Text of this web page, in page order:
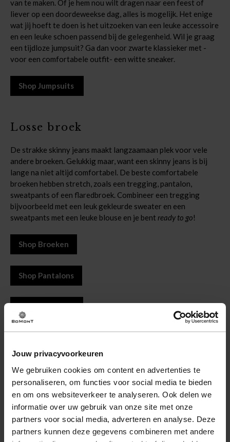
Jouw privacyvoorkeuren
We gebruiken cookies om content en advertenties te
personaliseren, om functies voor social media te bieden
en om ons websiteverkeer te analyseren. Ook delen we
informatie over uw gebruik van onze site met onze
partners voor social media, adverteren en analyse. Deze
partners kunnen deze gegevens combineren met andere
van te maken. Of je hem nou wilt dragen naar een feest of
liever op een doordeweekse dag, alles is mogelijk. Het enige
wat jij hoeft te doen is het uitzoeken van een leuke accessoire
en een leuke schoen passend bij de gelegenheid. Wil je graag
een tijdloze jumpsuit? Ga dan voor zwarte klassieker met -
voor een comfortabele outfit- een witte sneaker.
Shop Jumpsuits
Losse broek
De strakke skinny jeans maakt langzaamaan plek voor vele
andere broeken. Gelukkig maar, want een skinny jeans is bij
lange na niet altijd comfortabel. De beste comfortabele
broeken hebben stretch, zoals een tregging, pantalon,
sweatpants of een flaredbroek. Combineer een tregging
bijvoorbeeld met een leuk gekleurde sweater en een
sweatpants met een leuke blouse en je bent ready to go!
Shop Broeken
Shop Pantalons
Ga jij voor Comfy en Stijlvol?
Bij Bomont vind je vele outfits om een comfortabele maar
stijlvolle look te creëren.
Ontdek de collectie online of bezoek een van onzewinkels. Deel
jouw comfortabele en toch stijlvolle outfit met #mooibijbomont.
Shop Dames